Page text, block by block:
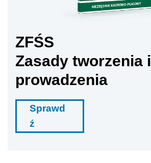
ZFŚS
Zasady tworzenia i
prowadzenia
Sprawd
ź